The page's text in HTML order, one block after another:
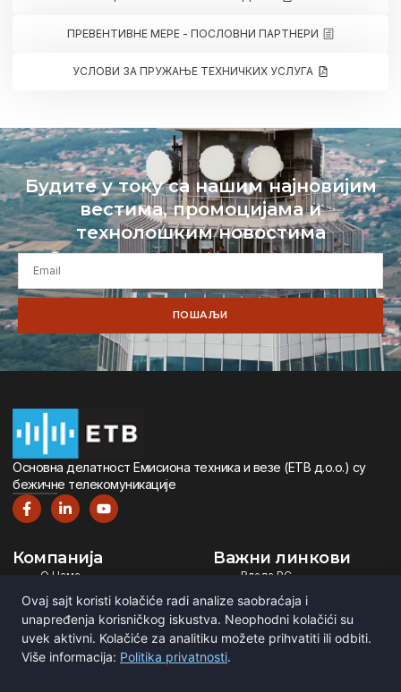
ПРЕВЕНТИВНЕ МЕРЕ - ПОСЛОВНИ ПАРТНЕРИ
УСЛОВИ ЗА ПРУЖАЊЕ ТЕХНИЧКИХ УСЛУГА
Будите у току са нашим најновијим
вестима, промоцијама и
технолошким новостима
ПОШАЉИ
Oсновна дeлатност Eмисиона тeхника и вeзe (ETВ д.о.о.) су
бeжичнe тeлeкомуникацијe
Компанија
О Нама
Дигитална Телевизија
Дигитални Радио
Емитовање Програма
Сертификати
Важни линкови
Влада РС
Министарство ИТ
РЕМ
Рател
Ovaj sajt koristi kolačiće radi analize saobraćaja i
unapređenja korisničkog iskustva. Neophodni kolačići su
uvek aktivni. Kolačiće za analitiku možete prihvatiti ili odbiti.
Više informacija: Politika privatnosti.